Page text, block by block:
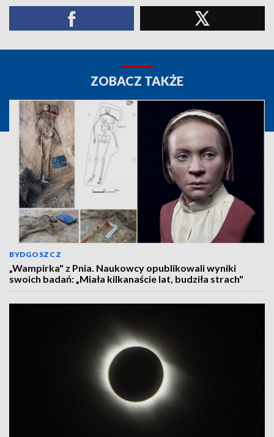
ZOBACZ TAKŻE
BYDGOSZCZ
„Wampirka" z Pnia. Naukowcy opublikowali wyniki
swoich badań: „Miała kilkanaście lat, budziła strach"